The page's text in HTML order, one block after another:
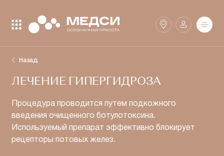
Аптеки
Закрыть поиск
Найти
Назад
ЛЕЧЕНИЕ ГИПЕРГИДРОЗА
Процедура проводится путем подкожного
введения очищенного ботулотоксина.
Используемый препарат эффективно блокирует
рецепторы потовых желез.